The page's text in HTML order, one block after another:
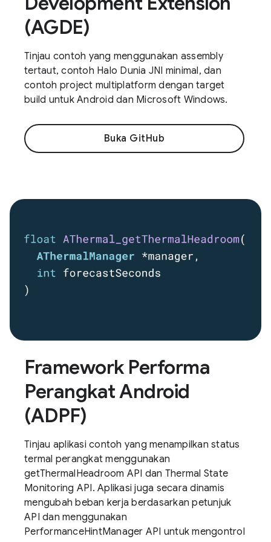
(AGDE)
Tinjau contoh yang menggunakan assembly
tertaut, contoh Halo Dunia JNI minimal, dan
contoh project multiplatform dengan target
build untuk Android dan Microsoft Windows.
Buka GitHub
Framework Performa
Perangkat Android
(ADPF)
Tinjau aplikasi contoh yang menampilkan status
termal perangkat menggunakan
getThermalHeadroom API dan Thermal State
Monitoring API. Aplikasi juga secara dinamis
mengubah beban kerja berdasarkan petunjuk
API dan menggunakan
PerformanceHintManager API untuk mengontrol